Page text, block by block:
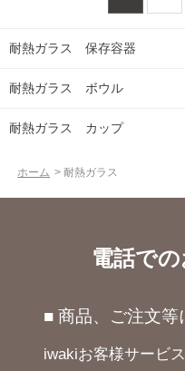
耐熱ガラス 保存容器
耐熱ガラス ボウル
耐熱ガラス カップ
ホーム >耐熱ガラス
電話で
■ 商品、ご注文等
iwakiお客様サービ